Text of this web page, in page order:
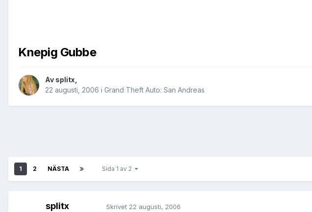
Knepig Gubbe
Av splitx
22 augusti, 2006 i Grand Theft Auto: San Andreas
1 2 NÄSTA Sida 1 av 2
splitx Skrivet 22 augusti, 2006